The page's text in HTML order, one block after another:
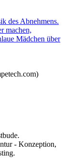
des Abnehmens.
machen,
Mädchen über
- Konzeption,